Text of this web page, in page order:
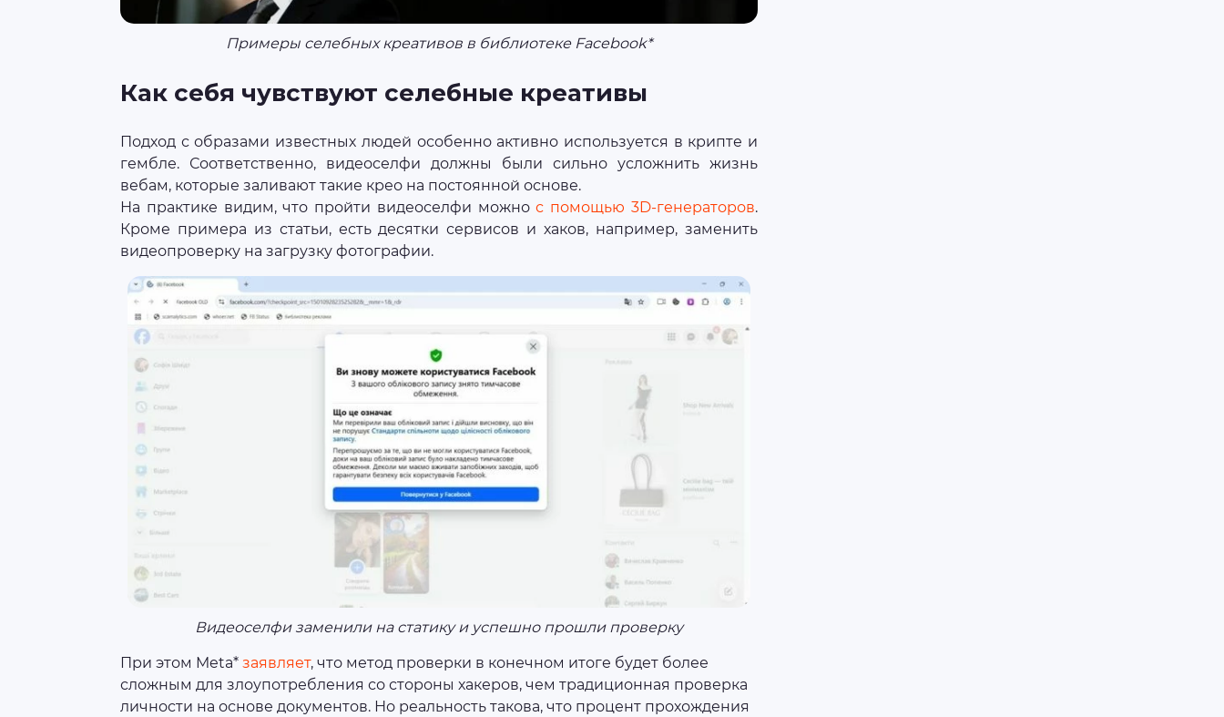
Примеры селебных креативов в библиотеке Facebook*
Как себя чувствуют селебные креативы
Подход с образами известных людей особенно активно используется в крипте и
гембле. Соответственно, видеоселфи должны были сильно усложнить жизнь
вебам, которые заливают такие крео на постоянной основе.
На практике видим, что пройти видеоселфи можнос помощью 3D-генераторов.
Кроме примера из статьи, есть десятки сервисов и хаков, например, заменить
видеопроверку на загрузку фотографии.
Видеоселфи заменили на статику и успешно прошли проверку
При этом Meta* заявляет, что метод проверки в конечном итоге будет более
сложным для злоупотребления со стороны хакеров, чем традиционная проверка
личности на основе документов. Но реальность такова, что процент прохождения